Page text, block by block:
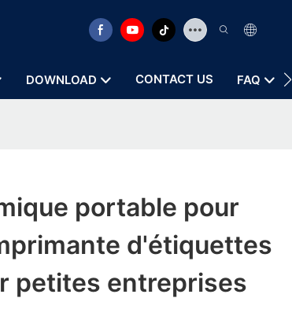
DOWNLOAD CONTACT US FAQ
portable pour
d'étiquettes
petites entreprises